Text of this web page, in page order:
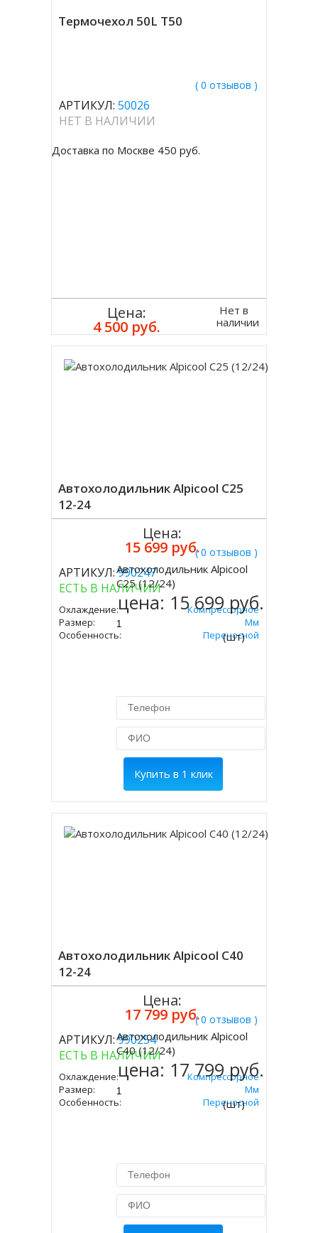
Термочехол 50L T50
( 0 отзывов )
АРТИКУЛ: 50026
НЕТ В НАЛИЧИИ
Доставка по Москве 450 руб.
Цена:
4 500 руб.
Нет в
наличии
Автохолодильник Alpicool C25
12-24
( 0 отзывов )
АРТИКУЛ:990247
ЕСТЬ В НАЛИЧИИ
Охлаждение:
Компрессорное
Размер:
301х652х363 Мм
Особенность:
Переносной
Цена:
15 699 руб.
Купить
Автохолодильник Alpicool
C25 (12/24)
цена: 15 699 руб.
(шт)
Купить в 1 клик
Автохолодильник Alpicool C40
12-24
( 0 отзывов )
АРТИКУЛ:990254
ЕСТЬ В НАЛИЧИИ
Охлаждение:
Компрессорное
Размер:
427х650х375 Мм
Особенность:
Переносной
Цена:
17 799 руб.
Купить
Автохолодильник Alpicool
C40 (12/24)
цена: 17 799 руб.
(шт)